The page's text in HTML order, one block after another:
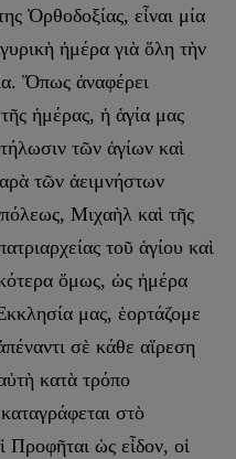
Ὀρθοδοξίας, εἶναι μία
ἡμέρα γιὰ ὅλη τὴν
Ὅπως ἀναφέρει
ἡμέρας, ἡ ἁγία μας
τῶν ἁγίων καὶ
τῶν ἀειμνήστων
Μιχαὴλ καὶ τῆς
τοῦ ἁγίου καὶ
ὅμως, ὡς ἡμέρα
μας, ἑορτάζομε
σὲ κάθε αἵρεση
κατὰ τρόπο
στὸ
Προφῆται ὡς εἶδον, οἱ